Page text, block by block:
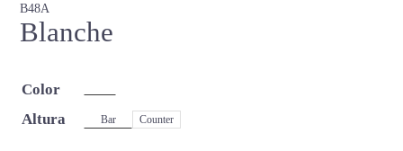
B48A
Blanche
Color
Altura
Bar Counter